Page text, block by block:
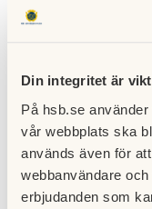
Din integritet är
På hsb.se
vår webbplats ska
används även för
webbanvändare
erbjudanden som